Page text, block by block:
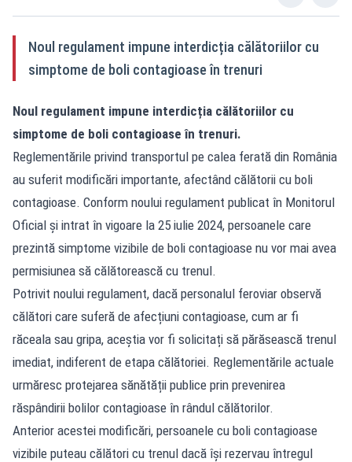
Noul regulament impune interdicția călătoriilor cu
simptome de boli contagioase în trenuri
Noul regulament impune interdicția călătoriilor cu
simptome de boli contagioase în trenuri.
Reglementările privind transportul pe calea ferată din România
au suferit modificări importante, afectând călătorii cu boli
contagioase. Conform noului regulament publicat în Monitorul
Oficial și intrat în vigoare la 25 iulie 2024, persoanele care
prezintă simptome vizibile de boli contagioase nu vor mai avea
permisiunea să călătorească cu trenul.
Potrivit noului regulament, dacă personalul feroviar observă
călători care suferă de afecțiuni contagioase, cum ar fi
răceala sau gripa, aceștia vor fi solicitați să părăsească trenul
imediat, indiferent de etapa călătoriei. Reglementările actuale
urmăresc protejarea sănătății publice prin prevenirea
răspândirii bolilor contagioase în rândul călătorilor.
Anterior acestei modificări, persoanele cu boli contagioase
vizibile puteau călători cu trenul dacă își rezervau întregul